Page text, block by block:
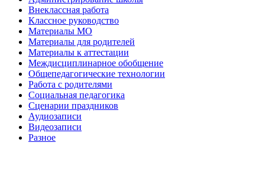
Внеклассная работа
Классное руководство
Материалы МО
Материалы для родителей
Материалы к аттестации
Междисциплинарное обобщение
Общепедагогические технологии
Работа с родителями
Социальная педагогика
Сценарии праздников
Аудиозаписи
Видеозаписи
Разное